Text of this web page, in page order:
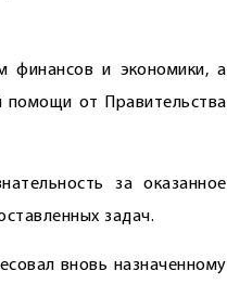
финансов и экономики, а
помощи от Правительства
за оказанное
задач.
вновь назначенному